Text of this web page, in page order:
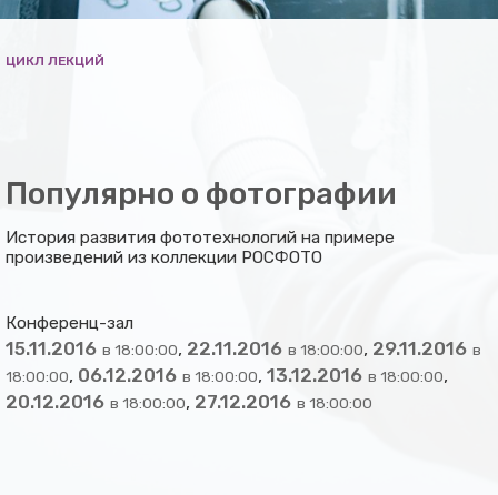
ЦИКЛ ЛЕКЦИЙ
Популярно о фотографии
История развития фототехнологий на примере
произведений из коллекции РОСФОТО
Конференц-зал
15.11.2016 в 18:00:00, 22.11.2016 в 18:00:00, 29.11.2016 в
18:00:00, 06.12.2016 в 18:00:00, 13.12.2016 в 18:00:00,
20.12.2016 в 18:00:00, 27.12.2016 в 18:00:00